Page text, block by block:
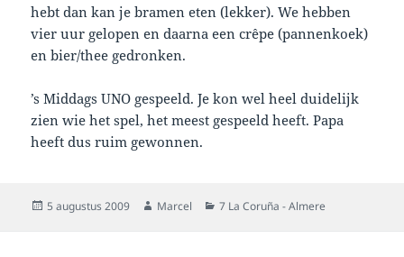
hebt dan kan je bramen eten (lekker). We hebben
vier uur gelopen en daarna een crêpe (pannenkoek)
en bier/thee gedronken.
’s Middags UNO gespeeld. Je kon wel heel duidelijk
zien wie het spel, het meest gespeeld heeft. Papa
heeft dus ruim gewonnen.
Geplaatst
5 augustus 2009 Auteur
Marcel Categorieën
7 La Coruña - Almere